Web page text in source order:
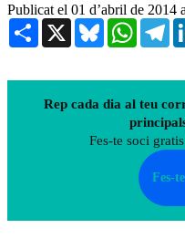
Publicat el 01 d’abril de 2014
Share X Bluesky
Rep cada dia al teu
Fes-te soci
Fes-